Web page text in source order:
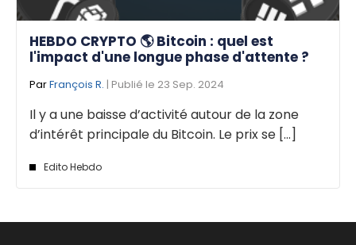
HEBDO CRYPTO 🌎 Bitcoin : quel est
l'impact d'une longue phase d'attente ?
ParFrançois R. | Publié le 23 Sep. 2024
Il y a une baisse d’activité autour de la zone
d’intérêt principale du Bitcoin. Le prix se [...]
Edito Hebdo